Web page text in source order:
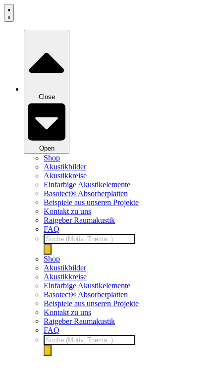
Zum
Inhalt
Close
Open
Shop
Akustikbilder
Akustikkreise
Einfarbige Akustikelemente
Basotect® Absorberplatten
Beispiele aus unseren Projekte
Kontakt zu uns
Ratgeber Raumakustik
FAQ
Products
search
Shop
Akustikbilder
Akustikkreise
Einfarbige Akustikelemente
Basotect® Absorberplatten
Beispiele aus unseren Projekte
Kontakt zu uns
Ratgeber Raumakustik
FAQ
Products
search